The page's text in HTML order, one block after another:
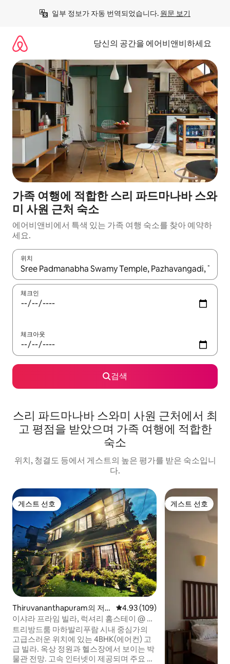
일부 정보가 자동 번역되었습니다. 원문 보기
당신의 공간을 에어비앤비하세요
가족 여행에 적합한 스리 파드마나바 스와
미 사원 근처 숙소
에어비앤비에서 특색 있는 가족 여행 숙소를 찾아 예약하
세요.
위치
결과가 나오면 위·아래 화살표 키를 사용하거나 터치 또는 스와이
체크인
체크아웃
검색
스리 파드마나바 스와미 사원 근처에서 최
고 평점을 받았으며 가족 여행에 적합한
숙소
위치, 청결도 등에서 게스트의 높은 평가를 받은 숙소입니
다.
게스트 선호
게스트 선호
Thiruvananthapuram의 저
택
평점 4.93점(5점 만점), 후기 109
4.93 (109)
이샤라 프라임 빌라, 럭셔리 홈스테이 @ 시
내 중심가
트리방드룸 마하발리푸람 시내 중심가의
고급스러운 위치에 있는 4BHK(에어컨) 고
급 빌라. 옥상 정원과 헬스장에서 보이는 박
물관 전망. 고속 인터넷이 제공되며 주요 도
게스트 선호
게스트 선호